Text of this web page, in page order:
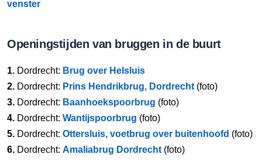
venster
Openingstijden van bruggen in de buurt
1. Dordrecht: Brug over Helsluis
2. Dordrecht: Prins Hendrikbrug, Dordrecht(foto)
3. Dordrecht: Baanhoekspoorbrug (foto)
4. Dordrecht: Wantijspoorbrug (foto)
5. Dordrecht: Ottersluis, voetbrug over buitenhoofd (foto)
6. Dordrecht: Amaliabrug Dordrecht(foto)